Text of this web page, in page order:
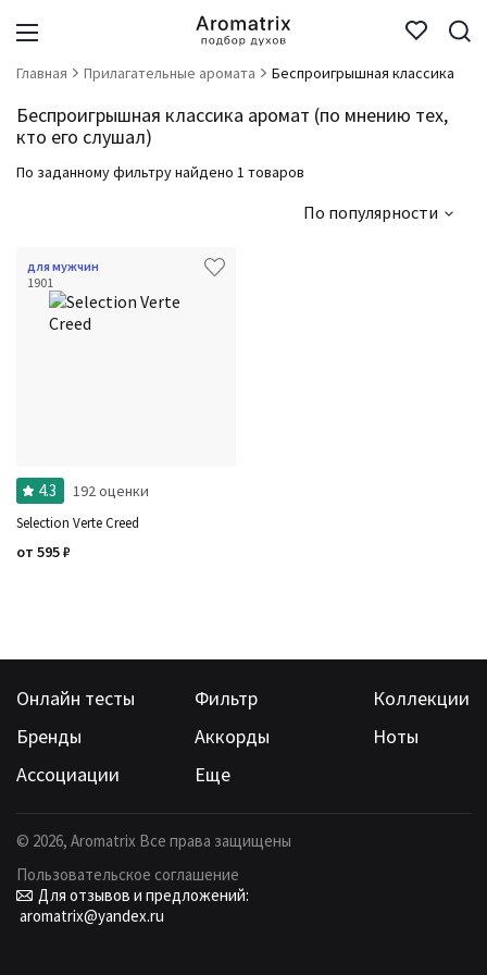
Главная Прилагательные аромата Беспроигрышная классика
Беспроигрышная классика аромат (по мнению тех,
кто его слушал)
По заданному фильтру найдено 1 товаров
По популярности
для мужчин
1901
4.3 192 оценки
Selection Verte Creed
от 595₽
Онлайн тесты Фильтр
Коллекции
Бренды
Аккорды
Ноты
Ассоциации
Еще
© 2026, Aromatrix Все права защищены
Пользовательское соглашение
Для отзывов и предложений:
aromatrix@yandex.ru